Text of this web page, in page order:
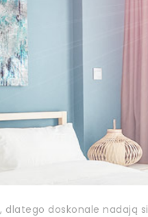
dlatego doskonale nadają